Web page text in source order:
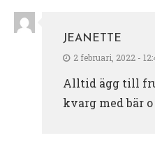
JEANETTE
2 februari, 2022 -
Alltid ägg till
kvarg med bär